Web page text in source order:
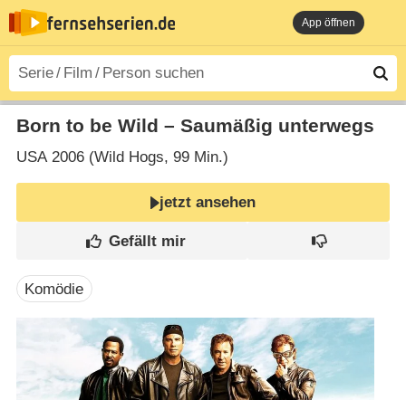
App öffnen
Born to be Wild – Saumäßig unterwegs
USA2006 (Wild Hogs‎, 99 Min.)
jetzt ansehen
Komödie